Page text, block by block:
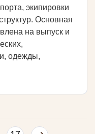
экипировки
Основная
на выпуск и
одежды,